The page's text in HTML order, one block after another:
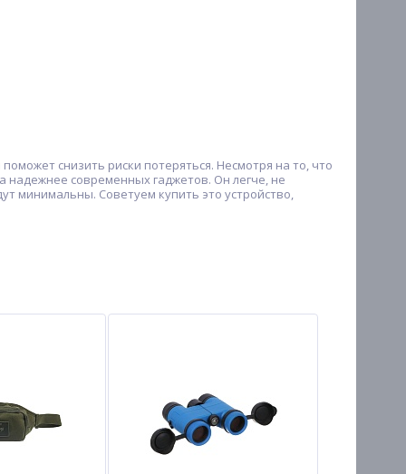
снизить риски потеряться. Несмотря на то, что
надежнее современных гаджетов. Он легче, не
минимальны. Советуем купить это устройство,